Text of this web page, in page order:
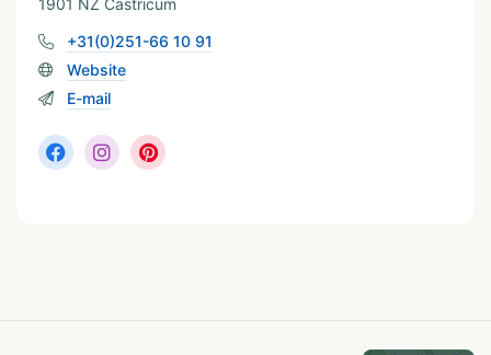
1901 NZ Castricum
+31(0)251-66 10 91
Website
E-mail